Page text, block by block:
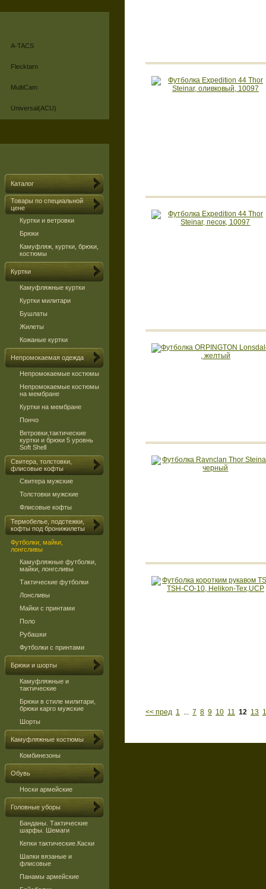
A-TACS
Flecktarn
MultiCam
Universal(ACU)
Каталог
Товары по специальной
цене
Куртки и ветровки
Брюки
Камуфляж, куртки, брюки,
костюмы
Куртки
Камуфляжные куртки
Куртки милитари
Бушлаты
Жилеты
Кожаные куртки
Непромокаемая одежда
Непромокаемые костюмы
Непромокаемые костюмы
на мембране
Куртки на мембране
Пончо
Ветровки,тактические
куртки и брюки 5 уровнь
Soft Shell
Свитера, толстовки,
флисовые кофты
Свитера мужские
Толстовки мужские
Флисовые кофты
Термобелье, подстежки,
кофты под бронижилеты
Футболки, майки,
лонгсливы
Камуфляжные футболки,
майки, лонгсливы
Тактические футболки
Лонсливы
Майки с принтами
Поло
Рубашки
Футболки с принтами
Брюки и шорты
Камуфляжные и
тактические
Брюки в стиле милитари,
брюки карго мужские
Шорты
Камуфляжные костюмы
Комбинезоны
Обувь
Носки армейские
Головные уборы
Банданы. Тактические
шарфы. Шемаги
Кепки тактические.Каски
Шапки вязаные и
флисовые
Панамы армейские
<< пред 1 ... 7 8 9 10 11 12 13